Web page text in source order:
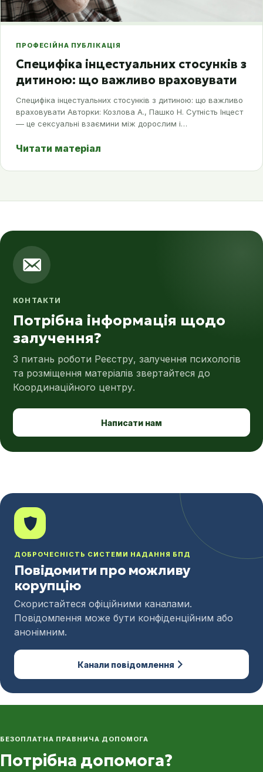
ПРОФЕСІЙНА ПУБЛІКАЦІЯ
Специфіка інцестуальних стосунків з
дитиною: що важливо враховувати
Специфіка інцестуальних стосунків з дитиною: що важливо
враховувати Авторки: Козлова А., Пашко Н. Сутність Інцест
–– це сексуальні взаємини між дорослим і…
Читати матеріал
КОНТАКТИ
Потрібна інформація щодо
залучення?
З питань роботи Реєстру, залучення психологів
та розміщення матеріалів звертайтеся до
Координаційного центру.
Написати нам
ДОБРОЧЕСНІСТЬ СИСТЕМИ НАДАННЯ БПД
Повідомити про можливу
корупцію
Скористайтеся офіційними каналами.
Повідомлення може бути конфіденційним або
анонімним.
Канали повідомлення
БЕЗОПЛАТНА ПРАВНИЧА ДОПОМОГА
Потрібна допомога?